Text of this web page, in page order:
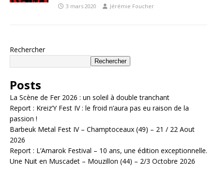
3 mars 2020 Jérémie Foucher
Rechercher
Rechercher
Posts
La Scène de Fer 2026 : un soleil à double tranchant
Report : Kreiz’Y Fest IV : le froid n’aura pas eu raison de la
passion !
Barbeuk Metal Fest IV – Champtoceaux (49) – 21 / 22 Aout
2026
Report : L’Amarok Festival – 10 ans, une édition exceptionnelle.
Une Nuit en Muscadet – Mouzillon (44) – 2/3 Octobre 2026